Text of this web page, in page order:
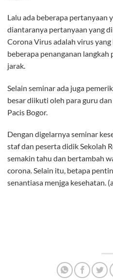
Lalu ada beberapa pertanyaan
diantaranya pertanyaan yang
Corona Virus adalah virus
beberapa penanganan langkah
jarak.
Selain seminar ada juga
besar diikuti oleh para guru
Pacis Bogor.
Dengan digelarnya seminar
staf dan peserta didik Sekolah
semakin tahu dan bertambah
corona. Selain itu, betapa
senantiasa menjga kesehatan.